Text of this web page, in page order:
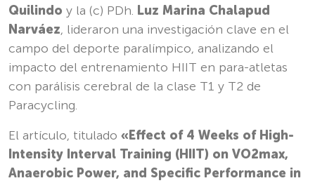
Quilindo y la (c) PDh. Luz Marina Chalapud
Narváez, lideraron una investigación clave en el
campo del deporte paralímpico, analizando el
impacto del entrenamiento HIIT en para-atletas
con parálisis cerebral de la clase T1 y T2 de
Paracycling.
El artículo, titulado «Effect of 4 Weeks of High-
Intensity Interval Training (HIIT) on VO2max,
Anaerobic Power, and Specific Performance in